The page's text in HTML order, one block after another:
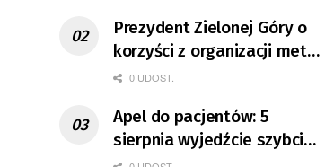
Prezydent Zielonej Góry o
korzyści z organizacji mety
Tour de Pologne
0 UDOST.
Apel do pacjentów: 5
sierpnia wyjedźcie szybciej